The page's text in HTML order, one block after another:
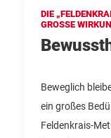
DIE
GROSSE
Beweglich
ein großes
Feldenkrais-